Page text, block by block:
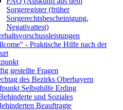
Sorgeregister (früher
Sorgerechtsbescheinigung,
Negativattest)
- Praktische Hilfe nach der
gestellte Fragen
des Bezirks Oberbayern
Selbsthilfe Erding
und Soziales
Beauftragte